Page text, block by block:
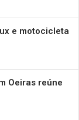
e motocicleta
Oeiras reúne